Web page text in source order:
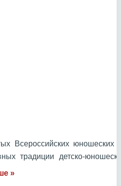
Всероссийских юношеских
традиции детско-
»